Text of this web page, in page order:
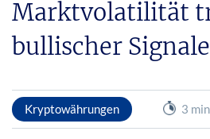
Marktvolatilität
bullischer Signale
Kryptowährungen 3